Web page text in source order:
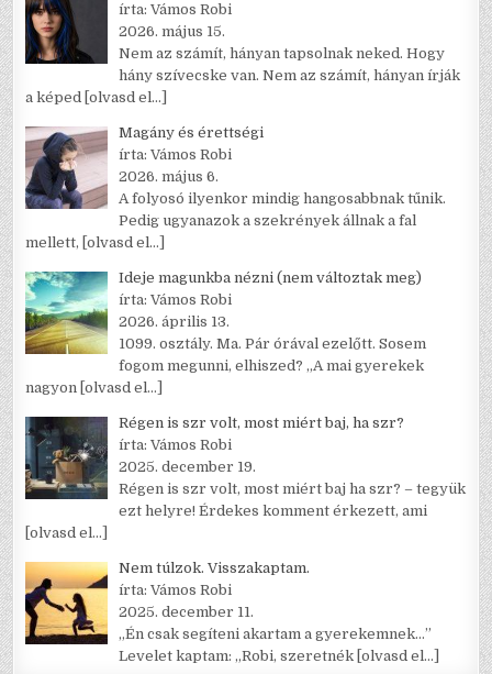
írta: Vámos Robi
2026. május 15.
Nem az számít, hányan tapsolnak neked. Hogy
hány szívecske van. Nem az számít, hányan írják
a képed [olvasd el…]
Magány és érettségi
írta: Vámos Robi
2026. május 6.
A folyosó ilyenkor mindig hangosabbnak tűnik.
Pedig ugyanazok a szekrények állnak a fal
mellett, [olvasd el…]
Ideje magunkba nézni (nem változtak meg)
írta: Vámos Robi
2026. április 13.
1099. osztály. Ma. Pár órával ezelőtt. Sosem
fogom megunni, elhiszed? „A mai gyerekek
nagyon [olvasd el…]
Régen is szr volt, most miért baj, ha szr?
írta: Vámos Robi
2025. december 19.
Régen is szr volt, most miért baj ha szr? – tegyük
ezt helyre! Érdekes komment érkezett, ami
[olvasd el…]
Nem túlzok. Visszakaptam.
írta: Vámos Robi
2025. december 11.
„Én csak segíteni akartam a gyerekemnek…”
Levelet kaptam: „Robi, szeretnék [olvasd el…]